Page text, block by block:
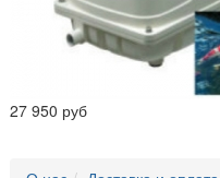
27 950 руб